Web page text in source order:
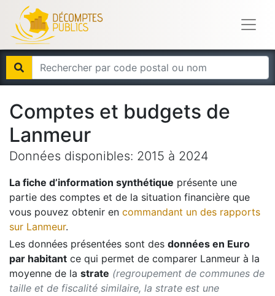
Comptes et budgets de
Lanmeur
Données disponibles: 2015 à 2024
La fiche d’information synthétique présente une
partie des comptes et de la situation financière que
vous pouvez obtenir en commandant un des rapports
sur Lanmeur.
Les données présentées sont des données en Euro
par habitant ce qui permet de comparer Lanmeur à la
moyenne de la strate (regroupement de communes de
taille et de fiscalité similaire, la strate est une